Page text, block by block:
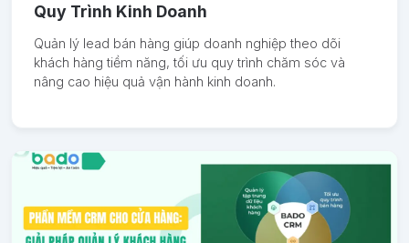
Quy Trình Kinh Doanh
Quản lý lead bán hàng giúp doanh nghiệp theo dõi
khách hàng tiềm năng, tối ưu quy trình chăm sóc và
nâng cao hiệu quả vận hành kinh doanh.